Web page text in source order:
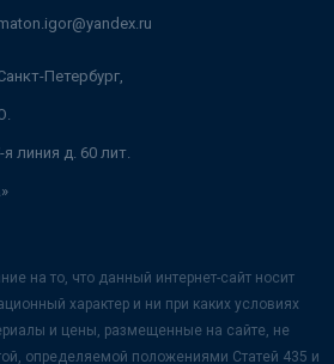
Петербург,
я линия д. 60 лит.
на то, что данный интернет-сайт носит
характер и ни при каких условиях
и цены, размещенные на сайте, не
определяемой положениями Статей 435 и